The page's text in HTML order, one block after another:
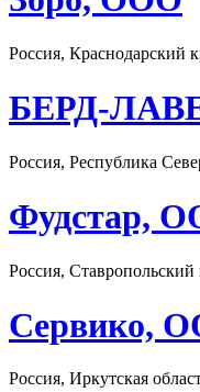
Россия, Краснодарский
БЕРД-
Россия, Республика
Фудстар,
Россия,
Сервико,
Россия, Иркутская